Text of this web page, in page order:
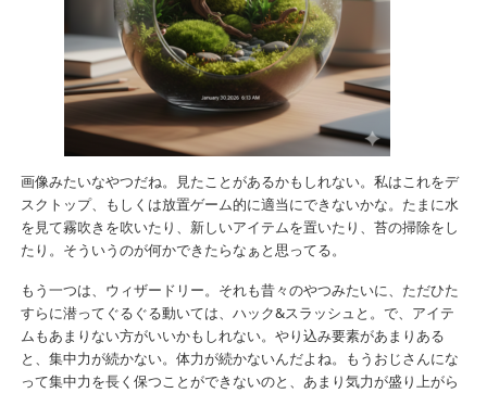
画像みたいなやつだね。見たことがあるかもしれない。私はこれをデ
スクトップ、もしくは放置ゲーム的に適当にできないかな。たまに水
を見て霧吹きを吹いたり、新しいアイテムを置いたり、苔の掃除をし
たり。そういうのが何かできたらなぁと思ってる。
もう一つは、ウィザードリー。それも昔々のやつみたいに、ただひた
すらに潜ってぐるぐる動いては、ハック&スラッシュと。で、アイテ
ムもあまりない方がいいかもしれない。やり込み要素があまりある
と、集中力が続かない。体力が続かないんだよね。もうおじさんにな
って集中力を長く保つことができないのと、あまり気力が盛り上がら